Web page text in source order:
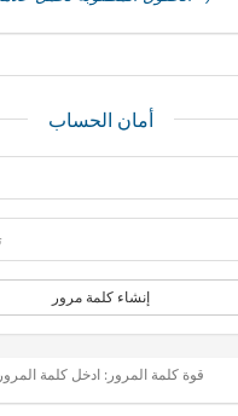
أمان الحساب
إنشاء كلمة مرور
قوة كلمة المرور: ادخل كلمة المرور